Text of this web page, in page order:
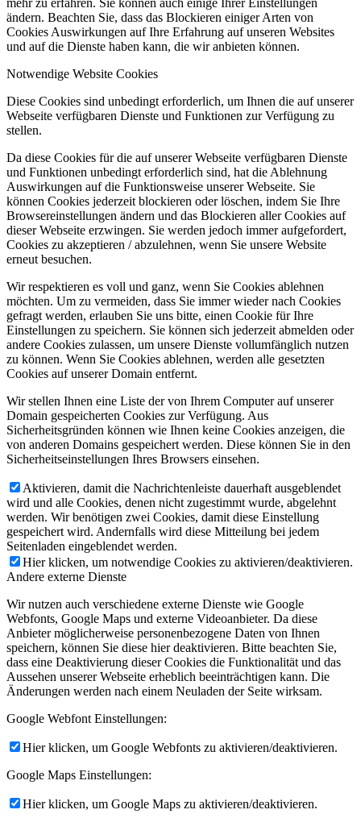
ändern. Beachten Sie, dass das Blockieren einiger Arten von
Cookies Auswirkungen auf Ihre Erfahrung auf unseren Websites
und auf die Dienste haben kann, die wir anbieten können.
Notwendige Website Cookies
Diese Cookies sind unbedingt erforderlich, um Ihnen die auf unserer
Webseite verfügbaren Dienste und Funktionen zur Verfügung zu
stellen.
Da diese Cookies für die auf unserer Webseite verfügbaren Dienste
und Funktionen unbedingt erforderlich sind, hat die Ablehnung
Auswirkungen auf die Funktionsweise unserer Webseite. Sie
können Cookies jederzeit blockieren oder löschen, indem Sie Ihre
Browsereinstellungen ändern und das Blockieren aller Cookies auf
dieser Webseite erzwingen. Sie werden jedoch immer aufgefordert,
Cookies zu akzeptieren / abzulehnen, wenn Sie unsere Website
erneut besuchen.
Wir respektieren es voll und ganz, wenn Sie Cookies ablehnen
möchten. Um zu vermeiden, dass Sie immer wieder nach Cookies
gefragt werden, erlauben Sie uns bitte, einen Cookie für Ihre
Einstellungen zu speichern. Sie können sich jederzeit abmelden oder
andere Cookies zulassen, um unsere Dienste vollumfänglich nutzen
zu können. Wenn Sie Cookies ablehnen, werden alle gesetzten
Cookies auf unserer Domain entfernt.
Wir stellen Ihnen eine Liste der von Ihrem Computer auf unserer
Domain gespeicherten Cookies zur Verfügung. Aus
Sicherheitsgründen können wie Ihnen keine Cookies anzeigen, die
von anderen Domains gespeichert werden. Diese können Sie in den
Sicherheitseinstellungen Ihres Browsers einsehen.
Aktivieren, damit die Nachrichtenleiste dauerhaft ausgeblendet
wird und alle Cookies, denen nicht zugestimmt wurde, abgelehnt
werden. Wir benötigen zwei Cookies, damit diese Einstellung
gespeichert wird. Andernfalls wird diese Mitteilung bei jedem
Seitenladen eingeblendet werden.
Hier klicken, um notwendige Cookies zu aktivieren/deaktivieren.
Andere externe Dienste
Wir nutzen auch verschiedene externe Dienste wie Google
Webfonts, Google Maps und externe Videoanbieter. Da diese
Anbieter möglicherweise personenbezogene Daten von Ihnen
speichern, können Sie diese hier deaktivieren. Bitte beachten Sie,
dass eine Deaktivierung dieser Cookies die Funktionalität und das
Aussehen unserer Webseite erheblich beeinträchtigen kann. Die
Änderungen werden nach einem Neuladen der Seite wirksam.
Google Webfont Einstellungen:
Hier klicken, um Google Webfonts zu aktivieren/deaktivieren.
Google Maps Einstellungen:
Hier klicken, um Google Maps zu aktivieren/deaktivieren.